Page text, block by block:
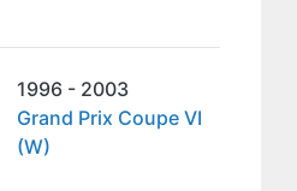
1996 - 2003
Grand Prix Coupe VI
(W)